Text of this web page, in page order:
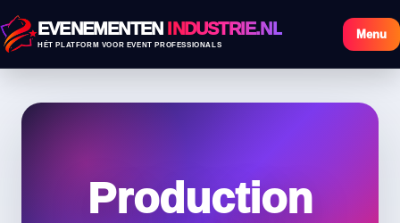
EVENEMENTEN INDUSTRIE.NL
HÉT PLATFORM VOOR EVENT PROFESSIONALS
Menu
Production